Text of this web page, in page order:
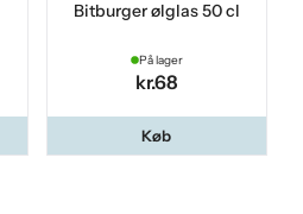
Bitburger ølglas 50 cl
På lager
kr.68
Køb